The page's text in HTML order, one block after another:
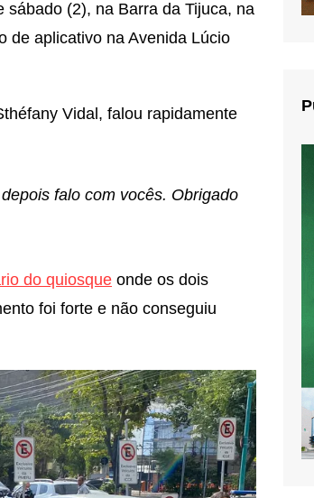
(2), na Barra da Tijuca, na
de aplicativo na Avenida Lúcio
Vidal, falou rapidamente
falo com vocês. Obrigado
do quiosque onde os dois
foi forte e não conseguiu